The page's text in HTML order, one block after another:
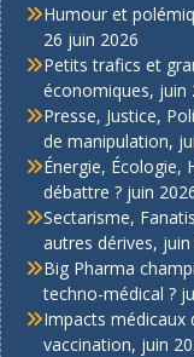
Humour et
26 juin 2026
Petits trafics et
économiques, juin
Presse, Justice,
de manipulation,
Énergie,
débattre ? juin
Sectarisme,
autres dérives, juin
Big Pharma
techno-médical ?
Impacts médicaux
vaccination, juin